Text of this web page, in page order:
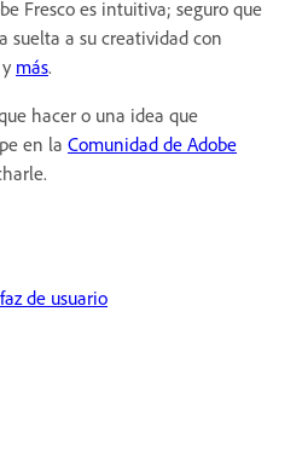
Fresco es intuitiva; seguro que
suelta a su creatividad con
y más.
hacer o una idea que
en la Comunidad de Adobe
de usuario